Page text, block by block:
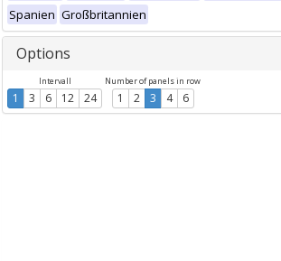
Spanien Großbritannien
Options
Intervall
1 3 6 12 24
Number of panels in row
1 2 3 4 6